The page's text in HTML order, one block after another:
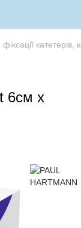
катетерів,
6см x